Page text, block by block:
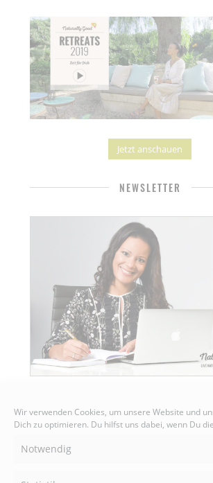
Wir verwenden Cookies, um unsere Website und
Dich zu optimieren. Du hilfst uns dabei, wenn Du
Notwendig
Jetzt anschauen
NEWSLETTER